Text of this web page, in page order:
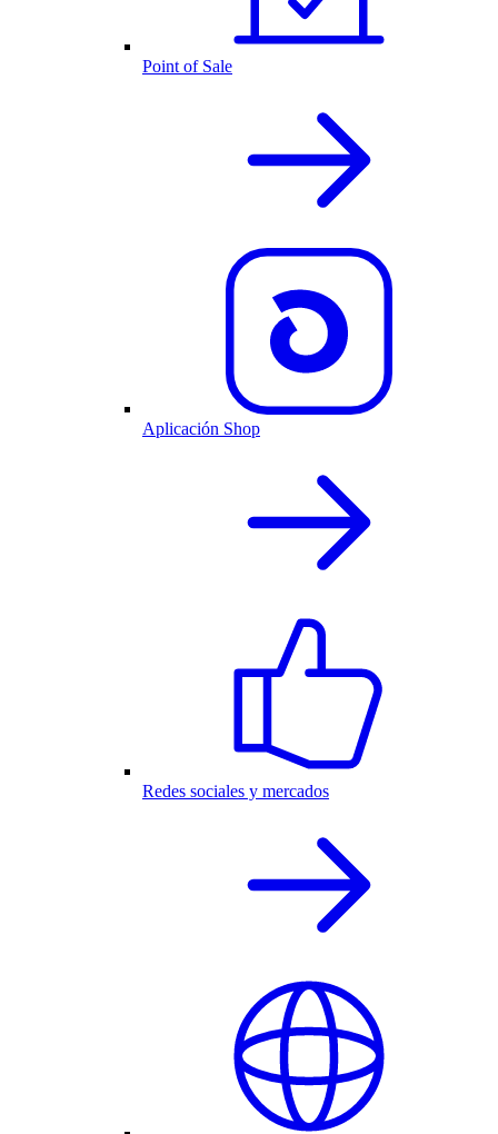
Point of Sale
Aplicación Shop
Redes sociales y mercados